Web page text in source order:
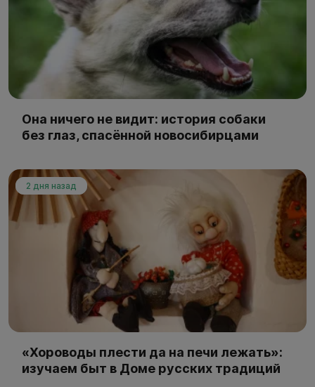
Она ничего не видит: история собаки
без глаз, спасённой новосибирцами
2 дня назад
«Хороводы плести да на печи лежать»:
изучаем быт в Доме русских традиций